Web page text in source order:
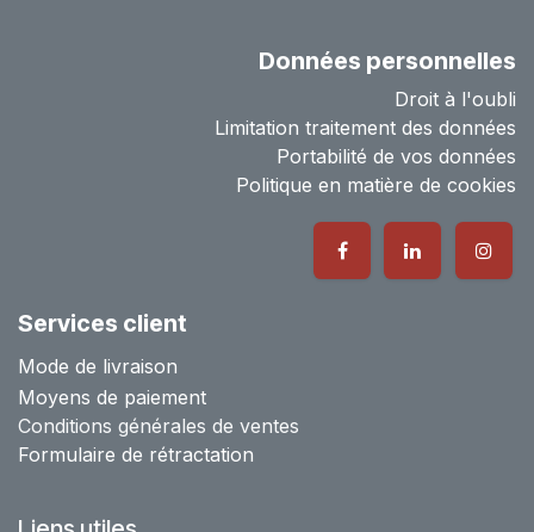
Données personnelles
Droit à l'oubli
Limitation traitement des données
Portabilité de vos données
Politique en matière de cookies
Services client
Mode de livraison
Moyens de paiement
Conditions générales de ventes
Formulaire de rétractation